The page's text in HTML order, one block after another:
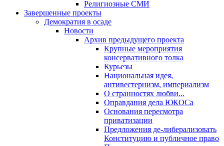
Религиозные СМИ
Завершенные проекты
Демократия в осаде
Новости
Архив предыдущего проекта
Крупные мероприятия
консервативного толка
Курьезы
Национальная идея,
антивестернизм, империализм
О странностях любви...
Оправдания дела ЮКОСа
Основания пересмотра
приватизации
Предложения де-либерализовать
Конституцию и публичное право